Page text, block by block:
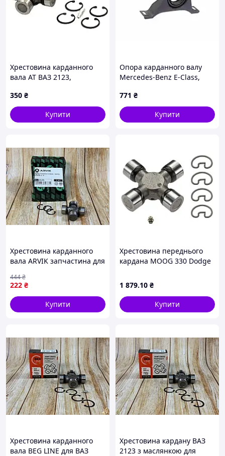
Хрестовина карданного
вала АТ ВАЗ 2123,
350 ₴
Купити
Опора карданного валу
Mercedes-Benz E-Class,
771 ₴
Купити
Хрестовина карданного
вала ARVIK запчастина для
ГАЗ для надійної роботи
карданного передавання
222 ₴
444₴
Купити
Хрестовина переднього
кардана MOOG 330 Dodge
12476310, 144278A1
1 879.10 ₴
Купити
Хрестовина карданного
вала BEG LINE для ВАЗ
Хрестовина кардану ВАЗ
2123 з маслянкою для